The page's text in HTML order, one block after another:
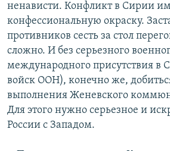
ненависти. Конфликт в Сирии
конфессиональную окраску.
противников сесть за стол
сложно. И без серьезного
международного присутствия в
войск ООН), конечно же,
выполнения Женевского
Для этого нужно серьезное и
России с Западом.